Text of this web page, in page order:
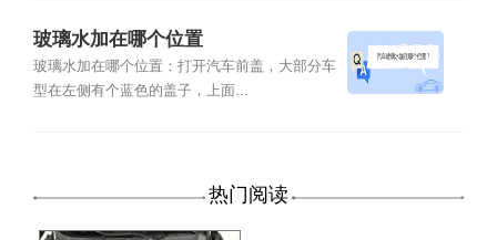
玻璃水加在哪个位置
玻璃水加在哪个位置：打开汽车前盖，大部分车
型在左侧有个蓝色的盖子，上面...
热门阅读